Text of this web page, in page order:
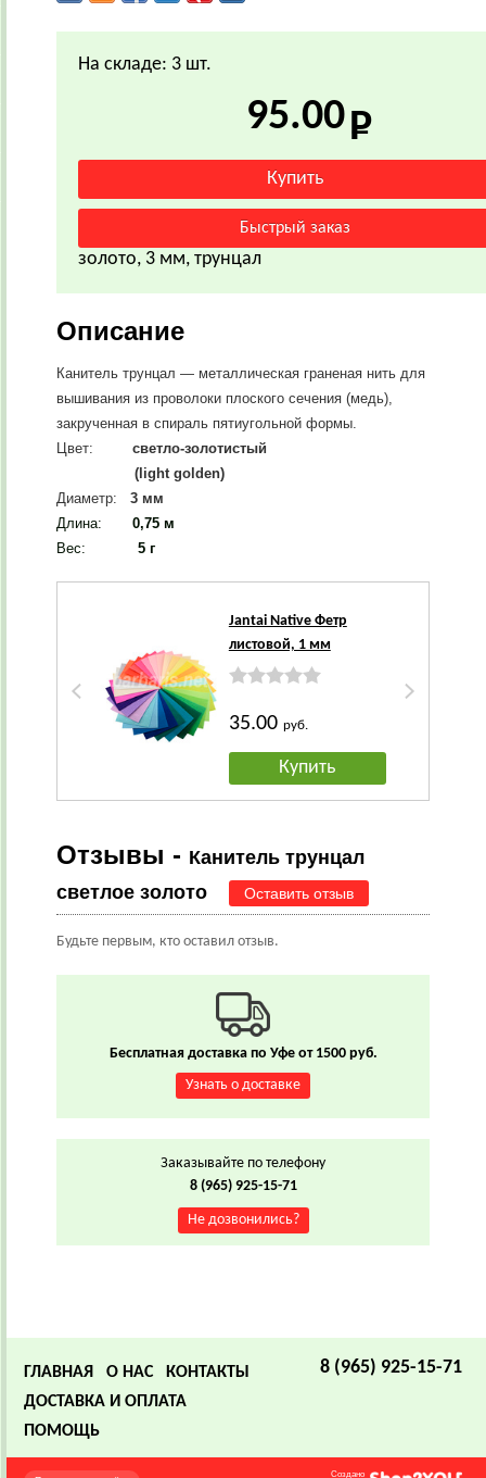
На складе: 3 шт.
95.00
золото, 3 мм, трунцал
Описание
Канитель трунцал — металлическая граненая нить для
вышивания из проволоки плоского сечения (медь),
закрученная в спираль пятиугольной формы.
Цвет:
светло-золотистый
(light golden)
Диаметр: 3 мм
Длина: 0,75 м
Вес: 5 г
Jantai Native Фетр
листовой, 1 мм
35.00 руб.
Купить
Отзывы - Канитель трунцал
светлое золото
Оставить отзыв
Будьте первым, кто оставил отзыв.
Бесплатная доставка по Уфе от 1500 руб.
Узнать о доставке
Заказывайте по телефону
8 (965) 925-15-71
Не дозвонились?
8 (965) 925-15-71
ГЛАВНАЯ О НАС
КОНТАКТЫ
ДОСТАВКА И ОПЛАТА
ПОМОЩЬ
Создано